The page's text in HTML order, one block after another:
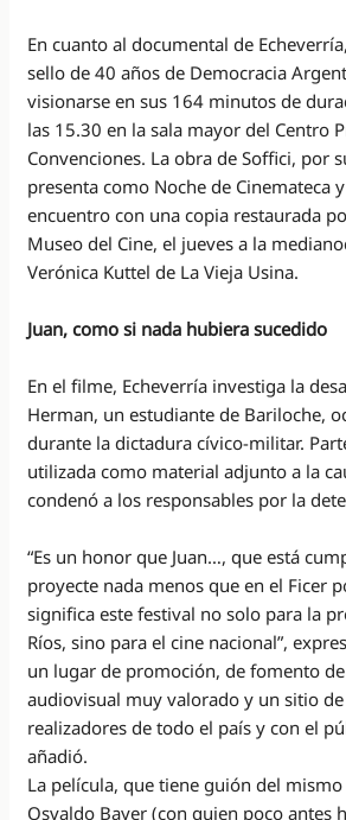
En cuanto al documental de
sello de 40 años de Democracia
visionarse en sus 164 minutos de
las 15.30 en la sala mayor del Centro
Convenciones. La obra de Soffici, por
presenta como Noche de Cinemateca
encuentro con una copia restaurada
Museo del Cine, el jueves a la
Verónica Kuttel de La Vieja Usina.
Juan, como si nada hubiera sucedido
En el filme, Echeverría investiga la
Herman, un estudiante de Bariloche,
durante la dictadura cívico-militar.
utilizada como material adjunto a la
condenó a los responsables por la
“Es un honor que Juan…, que está
proyecte nada menos que en el Ficer
significa este festival no solo para la
Ríos, sino para el cine nacional”,
un lugar de promoción, de fomento
audiovisual muy valorado y un sitio
realizadores de todo el país y con el
añadió.
La película, que tiene guión del
Osvaldo Bayer (con quien poco antes